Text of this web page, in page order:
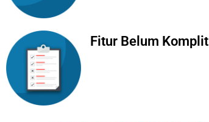
Fitur Belum Komplit